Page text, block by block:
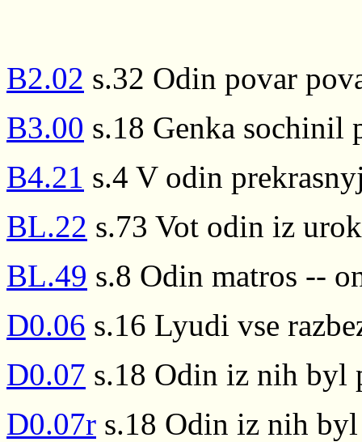
B2.02 s.32 Odin povar
B3.00 s.18 Genka sochinil
B4.21 s.4 V odin
BL.22 s.73 Vot odin iz
BL.49 s.8 Odin matros --
D0.06 s.16 Lyudi vse
D0.07 s.18 Odin iz nih byl
D0.07r s.18 Odin iz nih